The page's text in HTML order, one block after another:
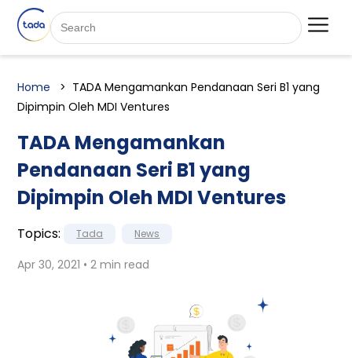
Home
TADA Mengamankan Pendanaan Seri B1 yang
Dipimpin Oleh MDI Ventures
TADA Mengamankan
Pendanaan Seri B1 yang
Dipimpin Oleh MDI Ventures
Topics: Tada News
Apr 30, 2021 • 2 min read